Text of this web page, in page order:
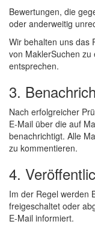
Bewertungen, die
oder anderweitig
Wir behalten uns das
von MaklerSuchen
entsprechen.
3.
Nach erfolgreicher
E-Mail über die auf
benachrichtigt. Alle
zu kommentieren.
4.
Im der Regel werden
freigeschaltet oder
E-Mail informiert.